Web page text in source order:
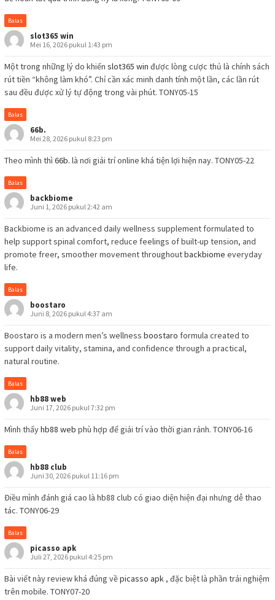
Balas
slot365 win
Mei 16, 2026 pukul 1:43 pm
Một trong những lý do khiến slot365 win được lòng cược thủ là chính sách
rút tiền “không làm khó”. Chỉ cần xác minh danh tính một lần, các lần rút
sau đều được xử lý tự động trong vài phút. TONY05-15
Balas
66b.
Mei 28, 2026 pukul 8:23 pm
Theo mình thì 66b. là nơi giải trí online khá tiện lợi hiện nay. TONY05-22
Balas
backbiome
Juni 1, 2026 pukul 2:42 am
Backbiome is an advanced daily wellness supplement formulated to
help support spinal comfort, reduce feelings of built-up tension, and
promote freer, smoother movement throughoutbackbiome everyday
life.
Balas
boostaro
Juni 8, 2026 pukul 4:37 am
Boostaro is a modern men’s wellness boostaro formula created to
support daily vitality, stamina, and confidence through a practical,
natural routine.
Balas
hb88 web
Juni 17, 2026 pukul 7:32 pm
Mình thấyhb88 web phù hợp để giải trí vào thời gian rảnh. TONY06-16
Balas
hb88 club
Juni 30, 2026 pukul 11:16 pm
Điều mình đánh giá cao là hb88 club có giao diện hiện đại nhưng dễ thao
tác. TONY06-29
Balas
picasso apk
Juli 27, 2026 pukul 4:25 pm
Bài viết này review khá đúng vềpicasso apk , đặc biệt là phần trải nghiệm
trên mobile. TONY07-20